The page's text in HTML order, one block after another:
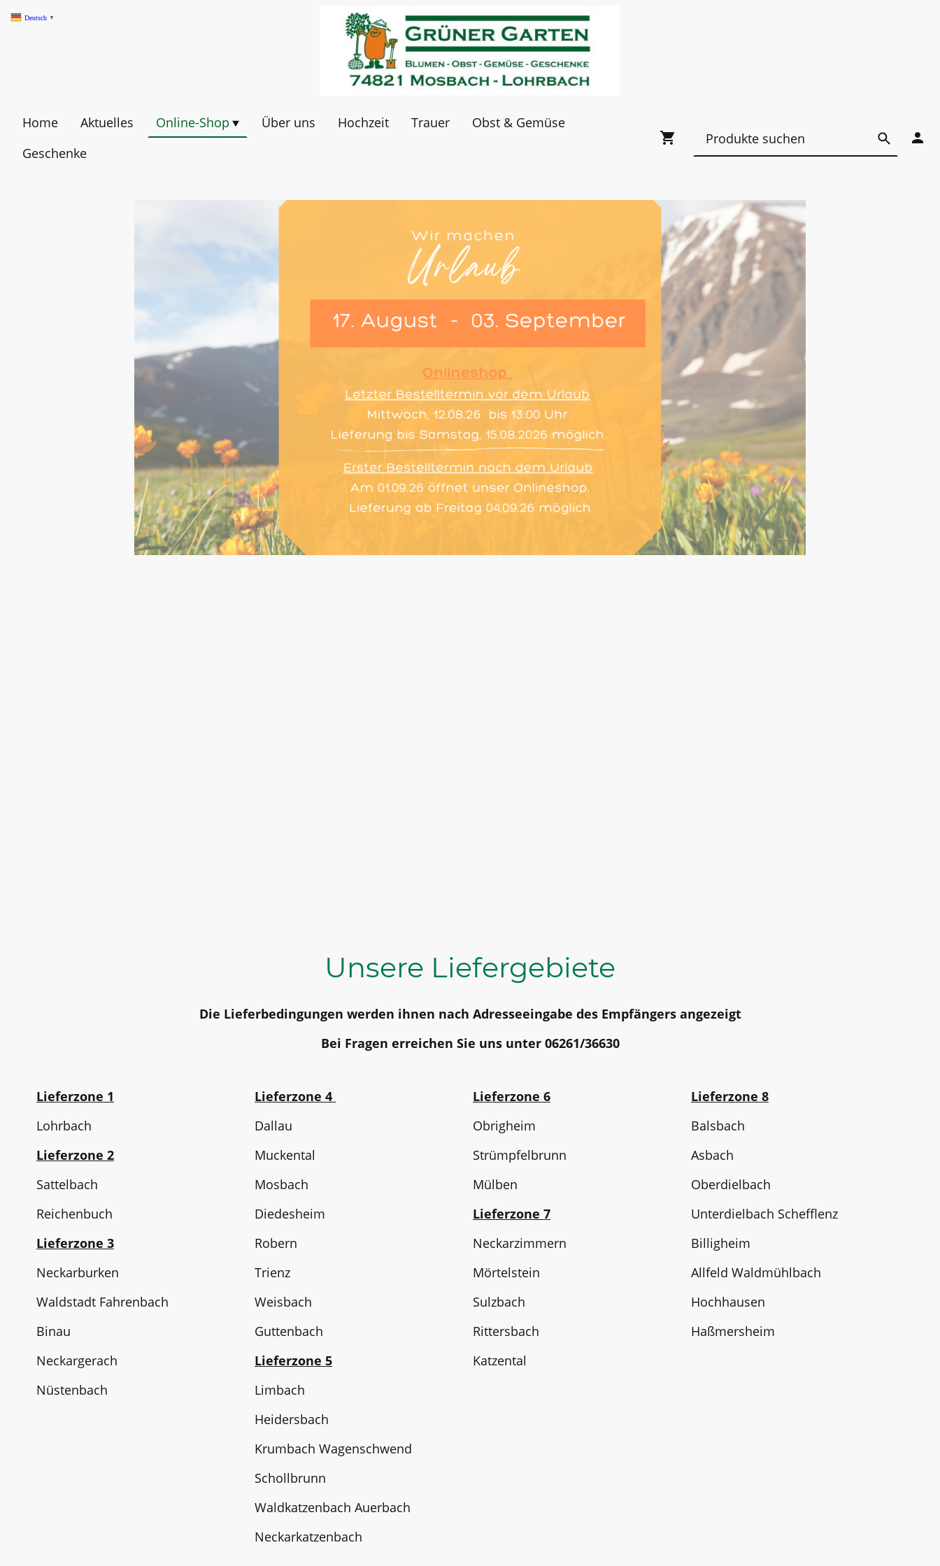
Home Aktuelles Online-Shop Über uns Hochzeit Trauer
Obst & Gemüse
Geschenke
Unsere Liefergebiete
Die Lieferbedingungen werden ihnen nach Adresseeingabe des Empfängers angezeigt
Bei Fragen erreichen Sie uns unter 06261/36630
Lieferzone 1
Lohrbach
Lieferzone 2
Sattelbach
Reichenbuch
Lieferzone 3
Neckarburken
Waldstadt Fahrenbach
Binau
Neckargerach
Nüstenbach
Lieferzone 4
Dallau
Muckental
Mosbach
Diedesheim
Robern
Trienz
Weisbach
Guttenbach
Lieferzone 5
Limbach
Heidersbach
Krumbach Wagenschwend
Schollbrunn
Waldkatzenbach Auerbach
Neckarkatzenbach
Lieferzone 6
Obrigheim
Strümpfelbrunn
Mülben
Lieferzone 7
Neckarzimmern
Mörtelstein
Sulzbach
Rittersbach
Katzental
Lieferzone 8
Balsbach
Asbach
Oberdielbach
Unterdielbach Schefflenz
Billigheim
Allfeld Waldmühlbach
Hochhausen
Haßmersheim
Deutsch ▼